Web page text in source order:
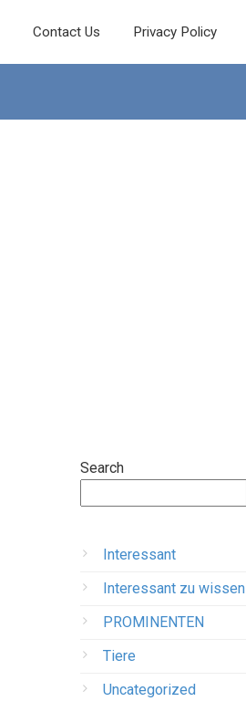
Contact Us Privacy Policy
Search
Interessant
Interessant zu wissen
PROMINENTEN
Tiere
Uncategorized